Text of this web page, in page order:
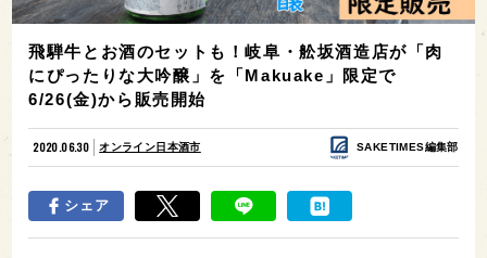
飛騨牛とお酒のセットも！岐阜・舩坂酒造店が「肉
にぴったりな大吟醸」を「Makuake」限定で
6/26(金)から販売開始
2020.06.30 オンライン日本酒市 SAKETIMES編集部
シェア